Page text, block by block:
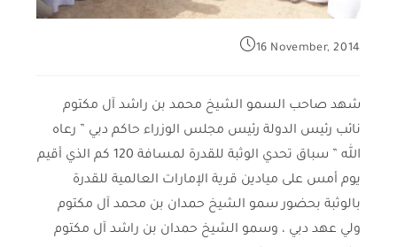
16 November, 2014
شهد صاحب السمو الشيخ محمد بن راشد آل مكتوم
نائب رئيس الدولة رئيس مجلس الوزراء حاكم دبي ” رعاه
الله ” سباق تحدي الوثبة للقدرة لمسافة 120 كم الذي أقيم
يوم أمس على ميادين قرية الإمارات العالمية للقدرة
بالوثبة بحضور سمو الشيخ حمدان بن محمد آل مكتوم
ولي عهد دبي ، وسمو الشيخ حمدان بن راشد آل مكتوم